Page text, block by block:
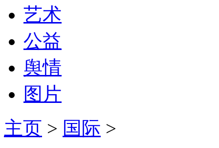
艺术
公益
舆情
图片
主页 > 国际 >